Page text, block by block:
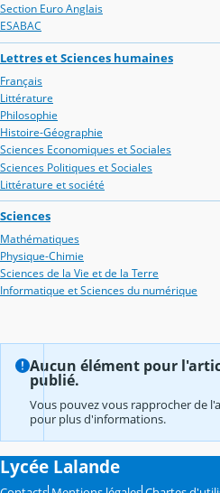
Section Euro Anglais
ESABAC
Lettres et Sciences humaines
Français
Littérature
Philosophie
Histoire-Géographie
Sciences Economiques et Sociales
Sciences Politiques et Sociales
Littérature et société
Sciences
Mathématiques
Physique-Chimie
Sciences de la Vie et de la Terre
Informatique et Sciences du numérique
Aucun élément pour
publié.
Vous pouvez vous rapprocher de
pour plus d'informations.
Lycée Lalande